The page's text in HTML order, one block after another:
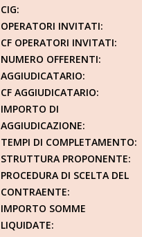
CIG:
OPERATORI INVITATI:
CF OPERATORI INVITATI:
NUMERO OFFERENTI:
AGGIUDICATARIO:
CF AGGIUDICATARIO:
IMPORTO DI
AGGIUDICAZIONE:
TEMPI DI COMPLETAMENTO:
STRUTTURA PROPONENTE:
PROCEDURA DI SCELTA DEL
CONTRAENTE:
IMPORTO SOMME
LIQUIDATE: